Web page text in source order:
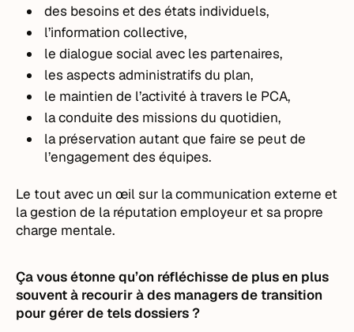
des besoins et des états individuels,
l’information collective,
le dialogue social avec les partenaires,
les aspects administratifs du plan,
le maintien de l’activité à travers le PCA,
la conduite des missions du quotidien,
la préservation autant que faire se peut de
l’engagement des équipes.
Le tout avec un œil sur la communication externe et
la gestion de la réputation employeur et sa propre
charge mentale.
Ça vous étonne qu’on réfléchisse de plus en plus
souvent à recourir à des managers de transition
pour gérer de tels dossiers ?